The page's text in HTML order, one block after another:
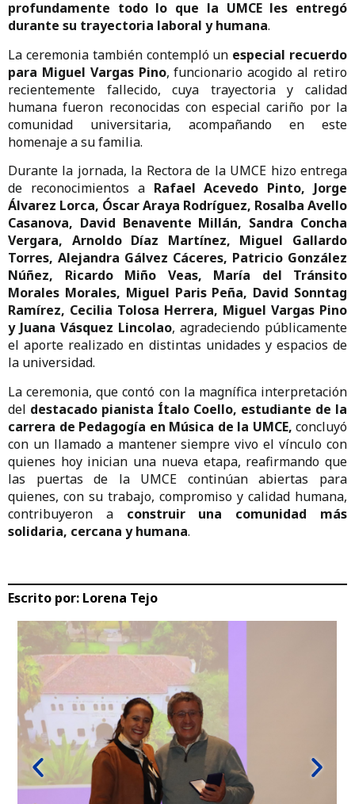
profundamente todo lo que la UMCE les entregó
durante su trayectoria laboral y humana.
La ceremonia también contempló un especial recuerdo
para Miguel Vargas Pino, funcionario acogido al retiro
recientemente fallecido, cuya trayectoria y calidad
humana fueron reconocidas con especial cariño por la
comunidad universitaria, acompañando en este
homenaje a su familia.
Durante la jornada, la Rectora de la UMCE hizo entrega
de reconocimientos a Rafael Acevedo Pinto, Jorge
Álvarez Lorca, Óscar Araya Rodríguez, Rosalba Avello
Casanova, David Benavente Millán, Sandra Concha
Vergara, Arnoldo Díaz Martínez, Miguel Gallardo
Torres, Alejandra Gálvez Cáceres, Patricio González
Núñez, Ricardo Miño Veas, María del Tránsito
Morales Morales, Miguel Paris Peña, David Sonntag
Ramírez, Cecilia Tolosa Herrera, Miguel Vargas Pino
y Juana Vásquez Lincolao, agradeciendo públicamente
el aporte realizado en distintas unidades y espacios de
la universidad.
La ceremonia, que contó con la magnífica interpretación
del destacado pianista Ítalo Coello, estudiante de la
carrera de Pedagogía en Música de la UMCE, concluyó
con un llamado a mantener siempre vivo el vínculo con
quienes hoy inician una nueva etapa, reafirmando que
las puertas de la UMCE continúan abiertas para
quienes, con su trabajo, compromiso y calidad humana,
contribuyeron a construir una comunidad más
solidaria, cercana y humana.
Escrito por: Lorena Tejo